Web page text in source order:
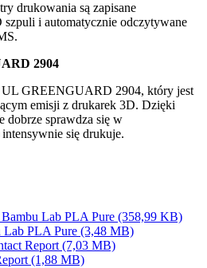
drukowania są zapisane
i automatycznie odczytywane
2904
UL GREENGUARD 2904, który jest
emisji z drukarek 3D. Dzięki
dobrze sprawdza się w
się drukuje.
Lab PLA Pure (358,99 KB)
Lab PLA Pure (3,48 MB)
Report (7,03 MB)
(1,88 MB)